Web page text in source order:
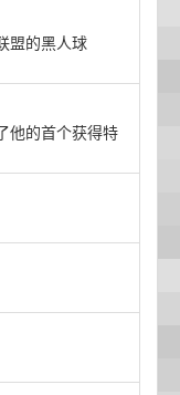
盟的黑人球
他的首个获得特